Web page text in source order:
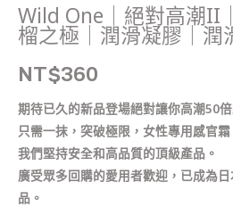
Wild One｜絕對高潮II
榴之極｜潤滑凝膠｜潤
NT$360
期待已久的新品登場絕對讓你高潮50倍
只需一抹，突破極限，女性專用感官霜
我們堅持安全和高品質的頂級產品。
廣受眾多回購的愛用者歡迎，已成為
品。
潤
滑
液
量